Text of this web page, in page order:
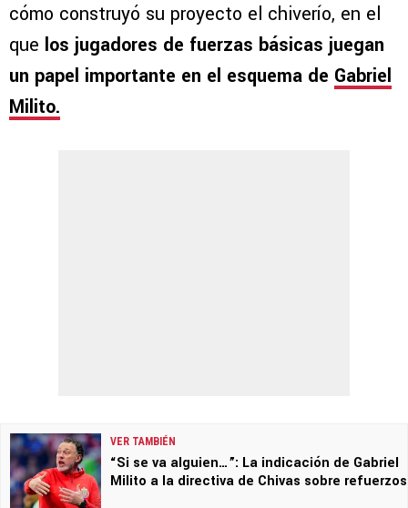
cómo construyó su proyecto el chiverío, en el
que los jugadores de fuerzas básicas juegan
un papel importante en el esquema de Gabriel
Milito.
VER TAMBIÉN
“Si se va alguien…”: La indicación de Gabriel
Milito a la directiva de Chivas sobre refuerzos